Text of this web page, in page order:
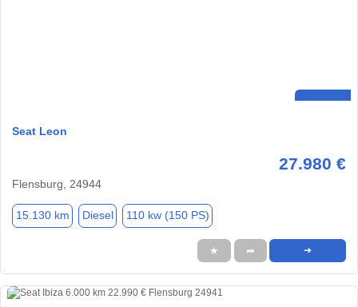
Seat Leon
27.980 €
Flensburg, 24944
15.130 km Diesel 110 kw (150 PS)
★ ➦ ➜